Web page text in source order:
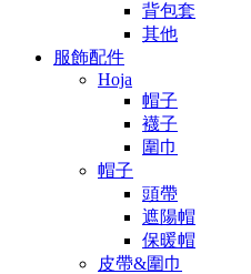
背包套
其他
服飾配件
Hoja
帽子
襪子
圍巾
帽子
頭帶
遮陽帽
保暖帽
皮帶&圍巾